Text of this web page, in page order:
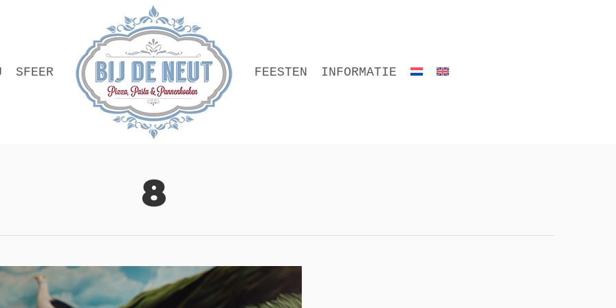
SFEER FEESTEN INFORMATIE
8